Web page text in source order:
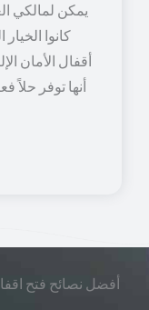
يمكن لمالكي
كانوا
أقفال الأمان
أنها توفر حلاً
أفضل نصائح فتح